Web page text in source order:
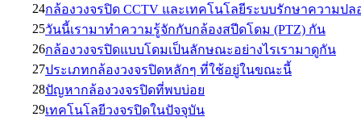
24กล้องวงจรปิด CCTV และเทคโนโลยีระบบรักษาความปล
25วันนี้เรามาทำความรู้จักกับกล้องสปีดโดม (PTZ) กัน
26กล้องวงจรปิดแบบโดมเป็นลักษณะอย่างไรเรามาดูกัน
27ประเภทกล้องวงจรปิดหลักๆ ที่ใช้อยู่ในขณะนี้
28ปัญหากล้องวงจรปิดที่พบบ่อย
29เทคโนโลยีวงจรปิดในปัจจุบัน